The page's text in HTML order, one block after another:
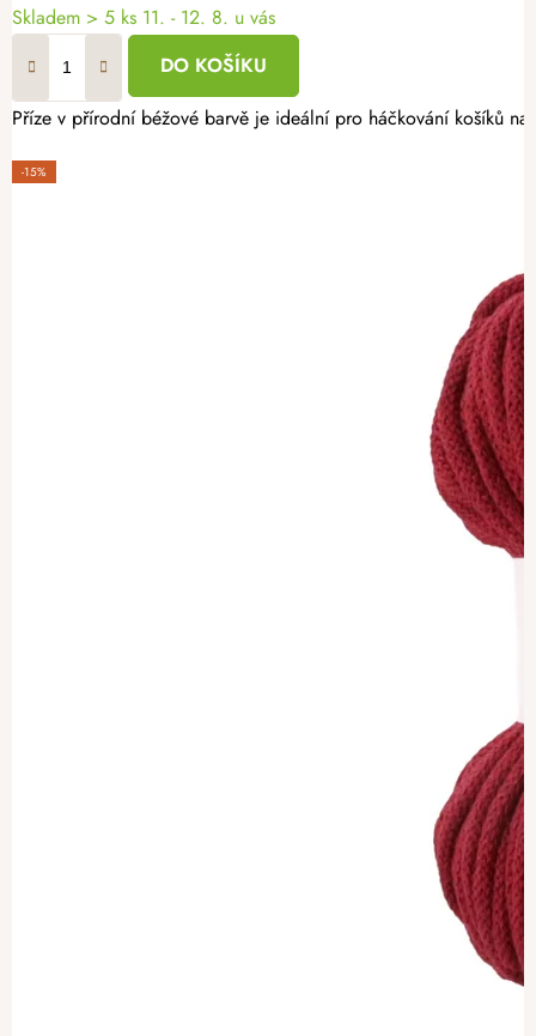
Skladem > 5 ks 11. - 12. 8. u vás
DO KOŠÍKU
Příze v přírodní béžové barvě je ideální pro háčkování košíků
-15%